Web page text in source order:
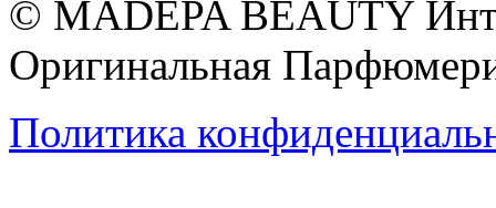
© MADEPA BEAUTY
Оригинальная
Политика